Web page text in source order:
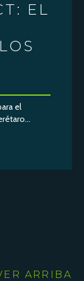
EL
el
ARRIBA